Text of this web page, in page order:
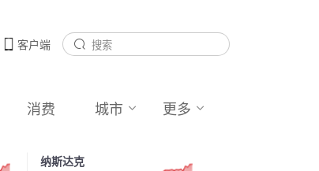
客户端
消费 城市 更多
纳斯达克